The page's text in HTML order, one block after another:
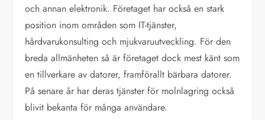
och annan elektronik. Företaget har också en stark
position inom områden som IT-tjänster,
hårdvarukonsulting och mjukvaruutveckling. För den
breda allmänheten så är företaget dock mest känt som
en tillverkare av datorer, framförallt bärbara datorer.
På senare år har deras tjänster för molnlagring också
blivit bekanta för många användare.